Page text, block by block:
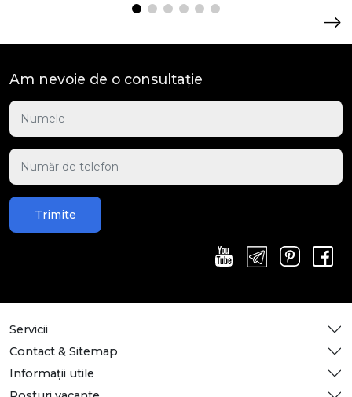
Am nevoie de o consultație
Trimite
Servicii
Contact & Sitemap
Informații utile